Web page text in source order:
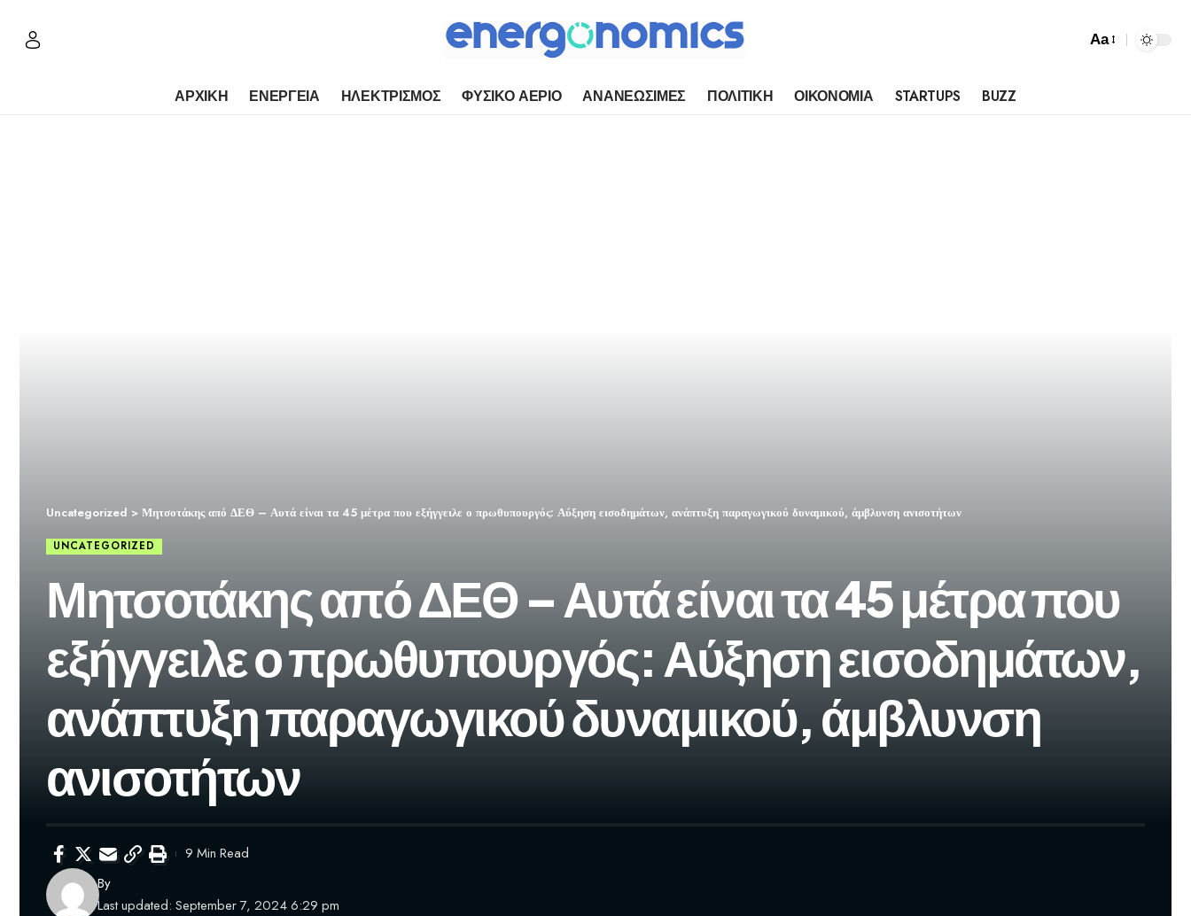
Aa
ΑΡΧΙΚΗ ΕΝΕΡΓΕΙΑ ΗΛΕΚΤΡΙΣΜΟΣ ΦΥΣΙΚΟ ΑΕΡΙΟ ΑΝΑΝΕΩΣΙΜΕΣ ΠΟΛΙΤΙΚΗ ΟΙΚΟΝΟΜΙΑ STARTUPS BUZZ
Uncategorized > Μητσοτάκης από ΔΕΘ – Αυτά είναι τα 45 μέτρα που εξήγγειλε ο πρωθυπουργός: Αύξηση εισοδημάτων, ανάπτυξη παραγωγικού δυναμικού, άμβλυνση ανισοτήτων
UNCATEGORIZED
Μητσοτάκης από ΔΕΘ – Αυτά είναι τα 45 μέτρα που
εξήγγειλε ο πρωθυπουργός: Αύξηση εισοδημάτων,
ανάπτυξη παραγωγικού δυναμικού, άμβλυνση
ανισοτήτων
Last updated: September 7, 2024 6:29 pm
By
9 Min Read